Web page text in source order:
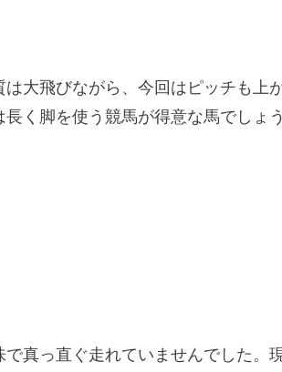
大飛びながら、今回はピッチも上
く脚を使う競馬が得意な馬でしょ
真っ直ぐ走れていませんでした。